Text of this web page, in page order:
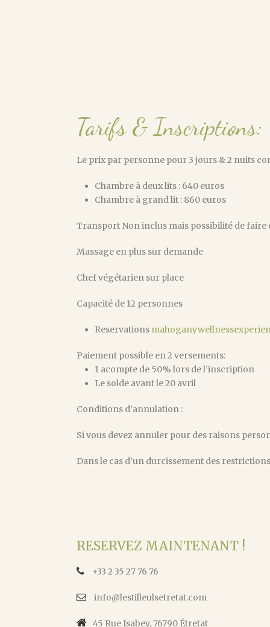
Tarifs & Inscriptions:
Le prix par personne pour 3 jours & 2 nuits
Chambre à deux lits : 640 euros
Chambre à grand lit : 860 euros
Transport Non inclus mais possibilité de faire
Massage en plus sur demande
Chef végétarien sur place
Capacité de 12 personnes
Reservations
Paiement possible en 2 versements:
1 acompte de 50% lors de l’inscription
Le solde avant le 20 avril
Conditions d’annulation :
Si vous devez annuler pour des raisons
Dans le cas d’un durcissement des
RESERVEZ MAINTENANT !
+33 2 35 27 76 76
info@lestilleulsetretat.com
45 Rue Isabey, 76790 Étretat